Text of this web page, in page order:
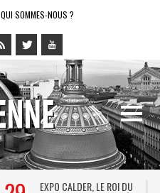
QUI SOMMES-NOUS ?
EXPO CALDER, LE ROI DU